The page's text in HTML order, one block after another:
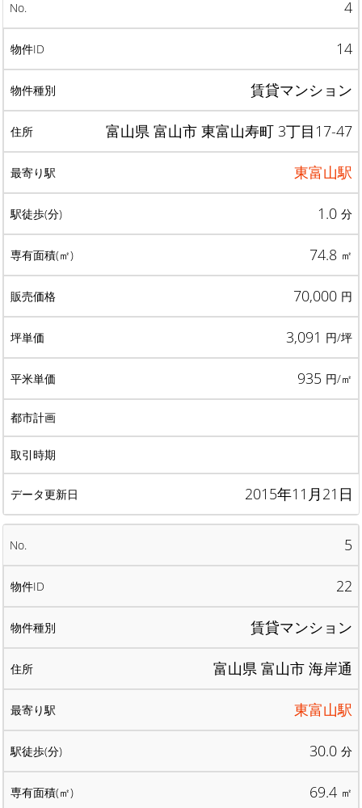
4
14
賃貸マンション
富山県 富山市 東富山寿町 3丁目17-47
東富山駅
1.0 分
74.8 ㎡
70,000 円
3,091 円/坪
935 円/㎡
2015年11月21日
5
22
賃貸マンション
富山県 富山市 海岸通
東富山駅
30.0 分
69.4 ㎡